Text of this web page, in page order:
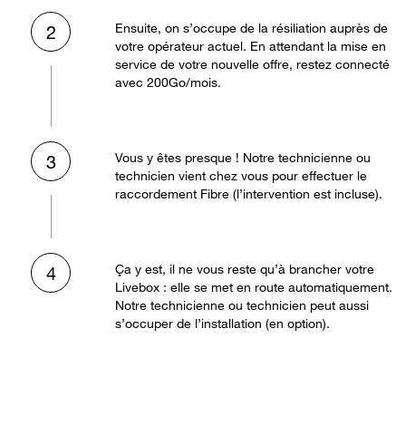
2
Ensuite, on s’occupe de la résiliation auprès de
votre opérateur actuel. En attendant la mise en
service de votre nouvelle offre, restez connecté
avec 200Go/mois.
3
Vous y êtes presque ! Notre technicienne ou
technicien vient chez vous pour effectuer le
raccordement Fibre (l’intervention est incluse).
4
Ça y est, il ne vous reste qu’à brancher votre
Livebox : elle se met en route automatiquement.
Notre technicienne ou technicien peut aussi
s’occuper de l’installation (en option).